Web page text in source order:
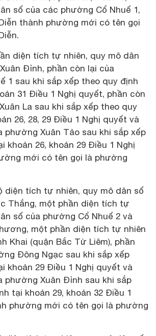
số của các phường Cổ Nhuế 1,
thành phường mới có tên gọi
diện tích tự nhiên, quy mô dân
Đỉnh, phần còn lại của
1 sau khi sắp xếp theo quy định
31 Điều 1 Nghị quyết, phần còn
La sau khi sắp xếp theo quy
26, 28, 29 Điều 1 Nghị quyết và
phường Xuân Tảo sau khi sắp xếp
khoản 26, khoản 29 Điều 1 Nghị
mới có tên gọi là phường
diện tích tự nhiên, quy mô dân số
Thắng, một phần diện tích tự
số của phường Cổ Nhuế 2 và
một phần diện tích tự nhiên
Khai (quận Bắc Từ Liêm), phần
Đông Ngạc sau khi sắp xếp
khoản 29 Điều 1 Nghị quyết và
phường Xuân Đỉnh sau khi sắp
tại khoản 29, khoản 32 Điều 1
phường mới có tên gọi là phường